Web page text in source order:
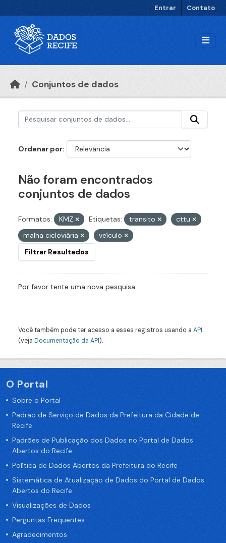
Entrar Contato
Conjuntos de dados
Ordenar por
Não foram encontrados
conjuntos de dados
Formatos: KMZ Etiquetas: transito
cttu
malha cicloviária
veículo
Filtrar Resultados
Por favor tente uma nova pesquisa.
Você também pode ter acesso a esses registros usando a API
(veja Documentação da API).
O Portal
Sobre o Portal
Padrão de Serviço de Dados da Prefeitura da Cidade de
Recife
Padrões de Publicação dos Dados no Portal de Dados
Abertos do Recife
Política de Dados Abertos da Prefeitura do Recife
Sistemática de Atualização de Dados do Portal de Dados
Abertos do Recife
Visualizações de Dados
Perguntas Frequentes
Agradecimentos